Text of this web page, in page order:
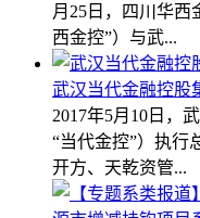
月25日，四川华西
西金控”）与武...
武汉当代金融控股
2017年5月10日，
“当代金控”）执行
开方、天乾资管...